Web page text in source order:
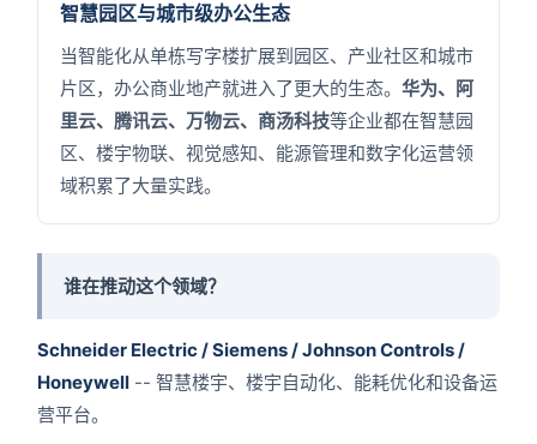
智慧园区与城市级办公生态
当智能化从单栋写字楼扩展到园区、产业社区和城市
片区，办公商业地产就进入了更大的生态。 华为、阿
里云、腾讯云、万物云、商汤科技等企业都在智慧园
区、楼宇物联、视觉感知、能源管理和数字化运营领
域积累了大量实践。
谁在推动这个领域？
Schneider Electric / Siemens / Johnson Controls /
Honeywell -- 智慧楼宇、楼宇自动化、能耗优化和设备运
营平台。